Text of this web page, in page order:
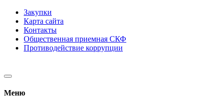
Закупки
Карта сайта
Контакты
Общественная приемная СКФ
Противодействие коррупции
Меню